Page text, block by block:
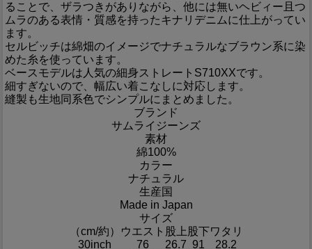
ることで、ザラつきがありながら、他には無いヘビィー且つ
ムラのある表情・質感を持ったキナリデニムに仕上がってい
ます。
セルビッチは綿畑のイメージでナチュラルなブラウン系に染
めた糸を使っています。
ベースモデルは人気の細身ストレートS710XXです。
細すぎないので、幅広い着こなしに対応します。
縫製も生地同系色でシンプルにまとめました。
ブランド
サムライジーンズ
素材
綿100%
カラー
ナチュラル
生産国
Made in Japan
サイズ
（cm/約）
ウエスト 股上股下 ワタリ
30inch
76 26.7 91
28.2